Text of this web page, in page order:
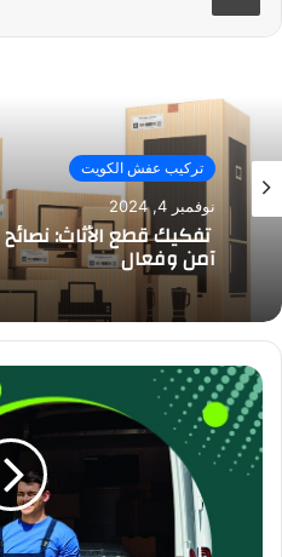
تركيب عفش الكويت
نوفمبر 4, 2024
تفكيك قطع الأثاث:
آمن وفعال